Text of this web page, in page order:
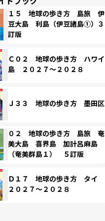
１５ 地球の歩き方 島旅 伊
豆大島 利島（伊豆諸島①）３
訂版
Ｃ０２ 地球の歩き方 ハワイ
島 ２０２７～２０２８
Ｊ３３ 地球の歩き方 墨田区
０２ 地球の歩き方 島旅 奄
美大島 喜界島 加計呂麻島
（奄美群島１） ５訂版
Ｄ１７ 地球の歩き方 タイ
２０２７～２０２８